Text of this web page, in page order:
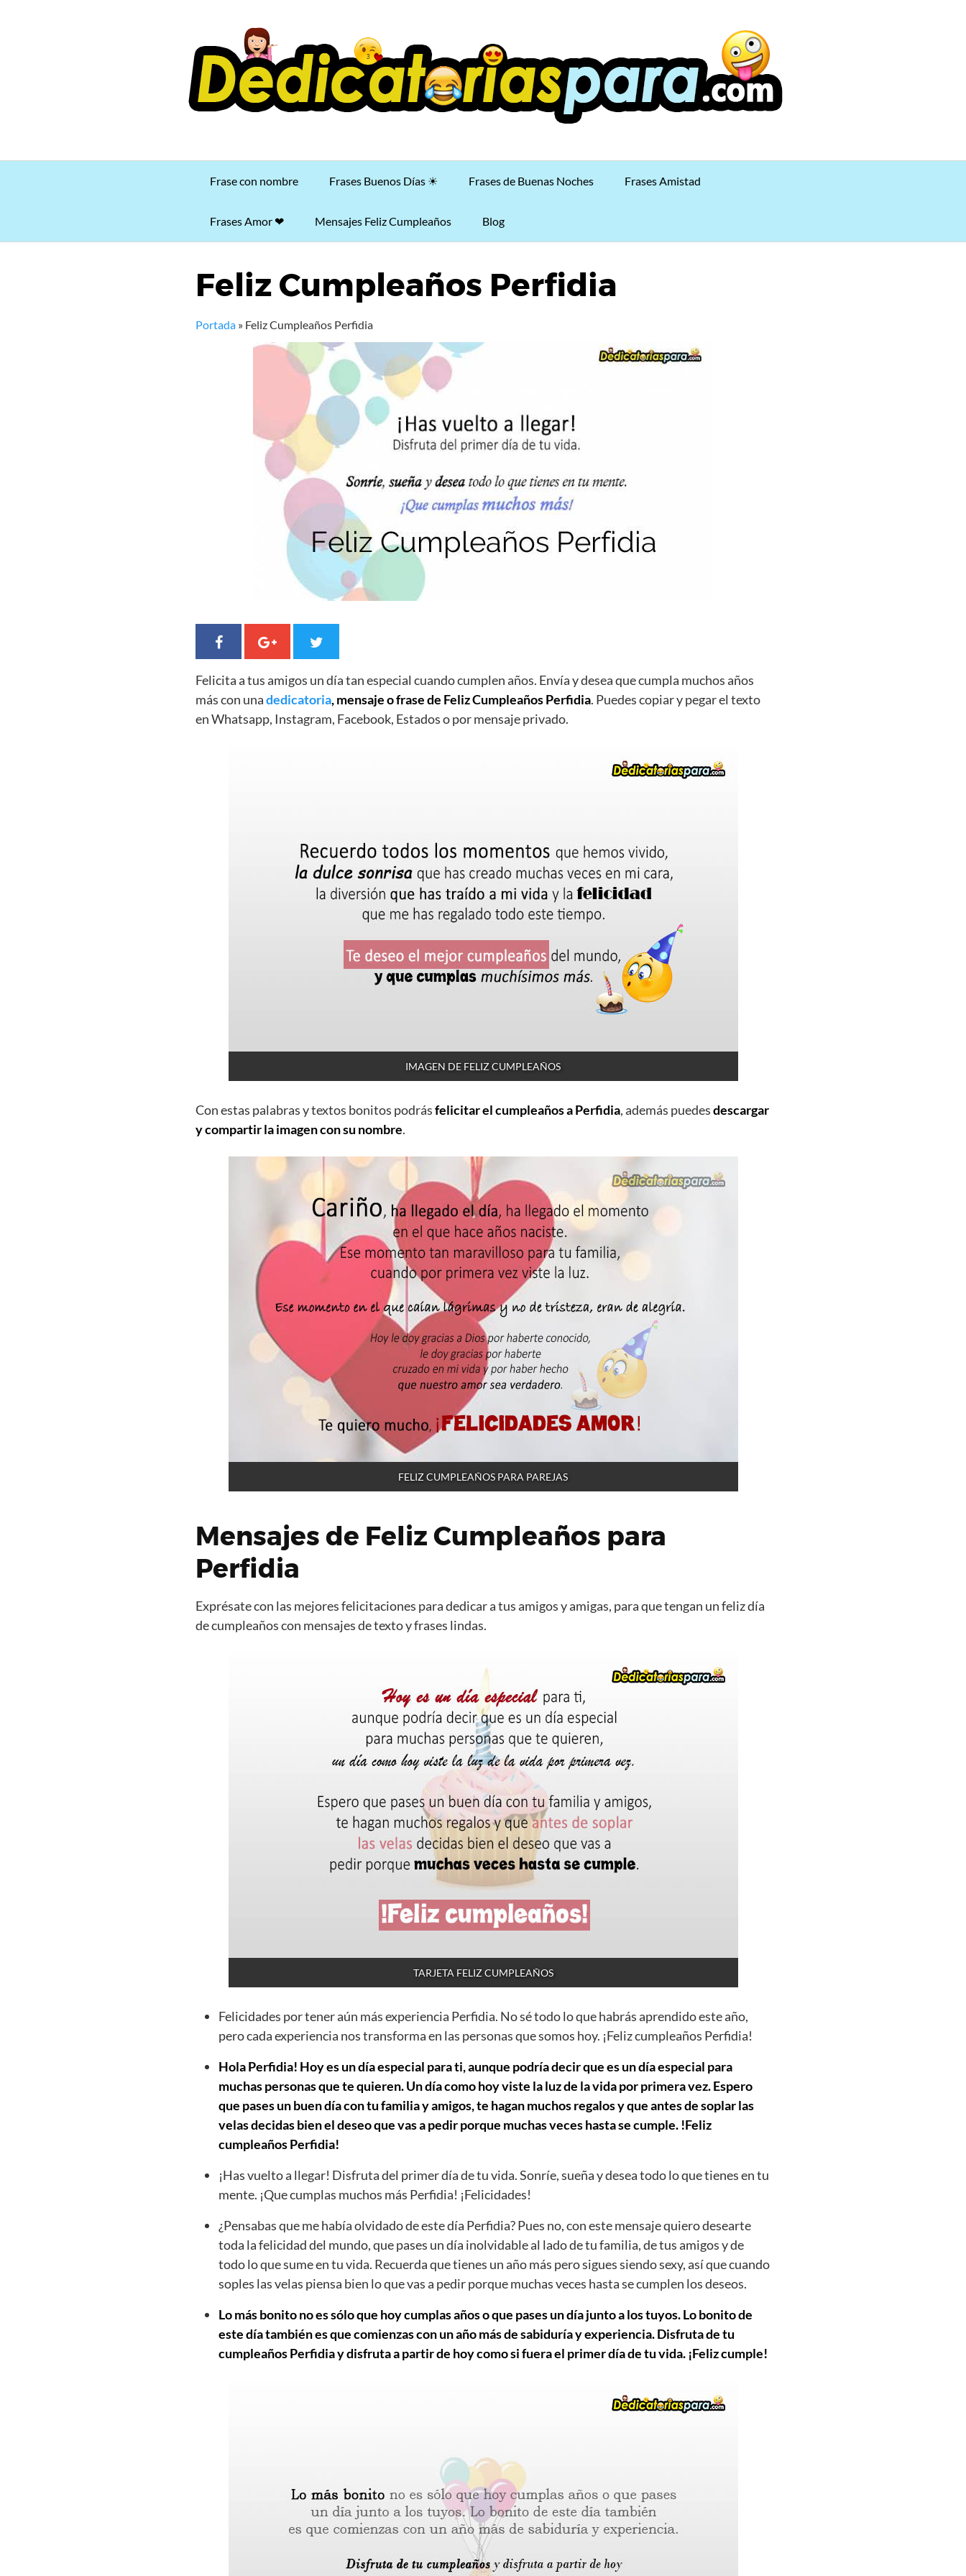
Frase con nombre Frases Buenos Días ☀ Frases de Buenas Noches Frases Amistad
Frases Amor ❤ Mensajes Feliz Cumpleaños Blog
Feliz Cumpleaños Perfidia
Portada » Feliz Cumpleaños Perfidia
Felicita a tus amigos un día tan especial cuando cumplen años. Envía y desea que cumpla muchos años
más con unadedicatoria, mensaje o frase de Feliz Cumpleaños Perfidia. Puedes copiar y pegar el texto
en Whatsapp, Instagram, Facebook, Estados o por mensaje privado.
IMAGEN DE FELIZ CUMPLEAÑOS
Con estas palabras y textos bonitos podrásfelicitar el cumpleaños a Perfidia, además puedesdescargar
y compartir la imagen con su nombre.
FELIZ CUMPLEAÑOS PARA PAREJAS
Mensajes de Feliz Cumpleaños para
Perfidia
Exprésate con las mejores felicitaciones para dedicar a tus amigos y amigas, para que tengan un feliz día
de cumpleaños con mensajes de texto y frases lindas.
TARJETA FELIZ CUMPLEAÑOS
Felicidades por tener aún más experiencia Perfidia. No sé todo lo que habrás aprendido este año,
pero cada experiencia nos transforma en las personas que somos hoy. ¡Feliz cumpleaños Perfidia!
Hola Perfidia! Hoy es un día especial para ti, aunque podría decir que es un día especial para
muchas personas que te quieren. Un día como hoy viste la luz de la vida por primera vez. Espero
que pases un buen día con tu familia y amigos, te hagan muchos regalos y que antes de soplar las
velas decidas bien el deseo que vas a pedir porque muchas veces hasta se cumple. !Feliz
cumpleaños Perfidia!
¡Has vuelto a llegar! Disfruta del primer día de tu vida. Sonríe, sueña y desea todo lo que tienes en tu
mente. ¡Que cumplas muchos más Perfidia! ¡Felicidades!
¿Pensabas que me había olvidado de este día Perfidia? Pues no, con este mensaje quiero desearte
toda la felicidad del mundo, que pases un día inolvidable al lado de tu familia, de tus amigos y de
todo lo que sume en tu vida. Recuerda que tienes un año más pero sigues siendo sexy, así que cuando
soples las velas piensa bien lo que vas a pedir porque muchas veces hasta se cumplen los deseos.
Lo más bonito no es sólo que hoy cumplas años o que pases un día junto a los tuyos. Lo bonito de
este día también es que comienzas con un año más de sabiduría y experiencia. Disfruta de tu
cumpleaños Perfidia y disfruta a partir de hoy como si fuera el primer día de tu vida. ¡Feliz cumple!